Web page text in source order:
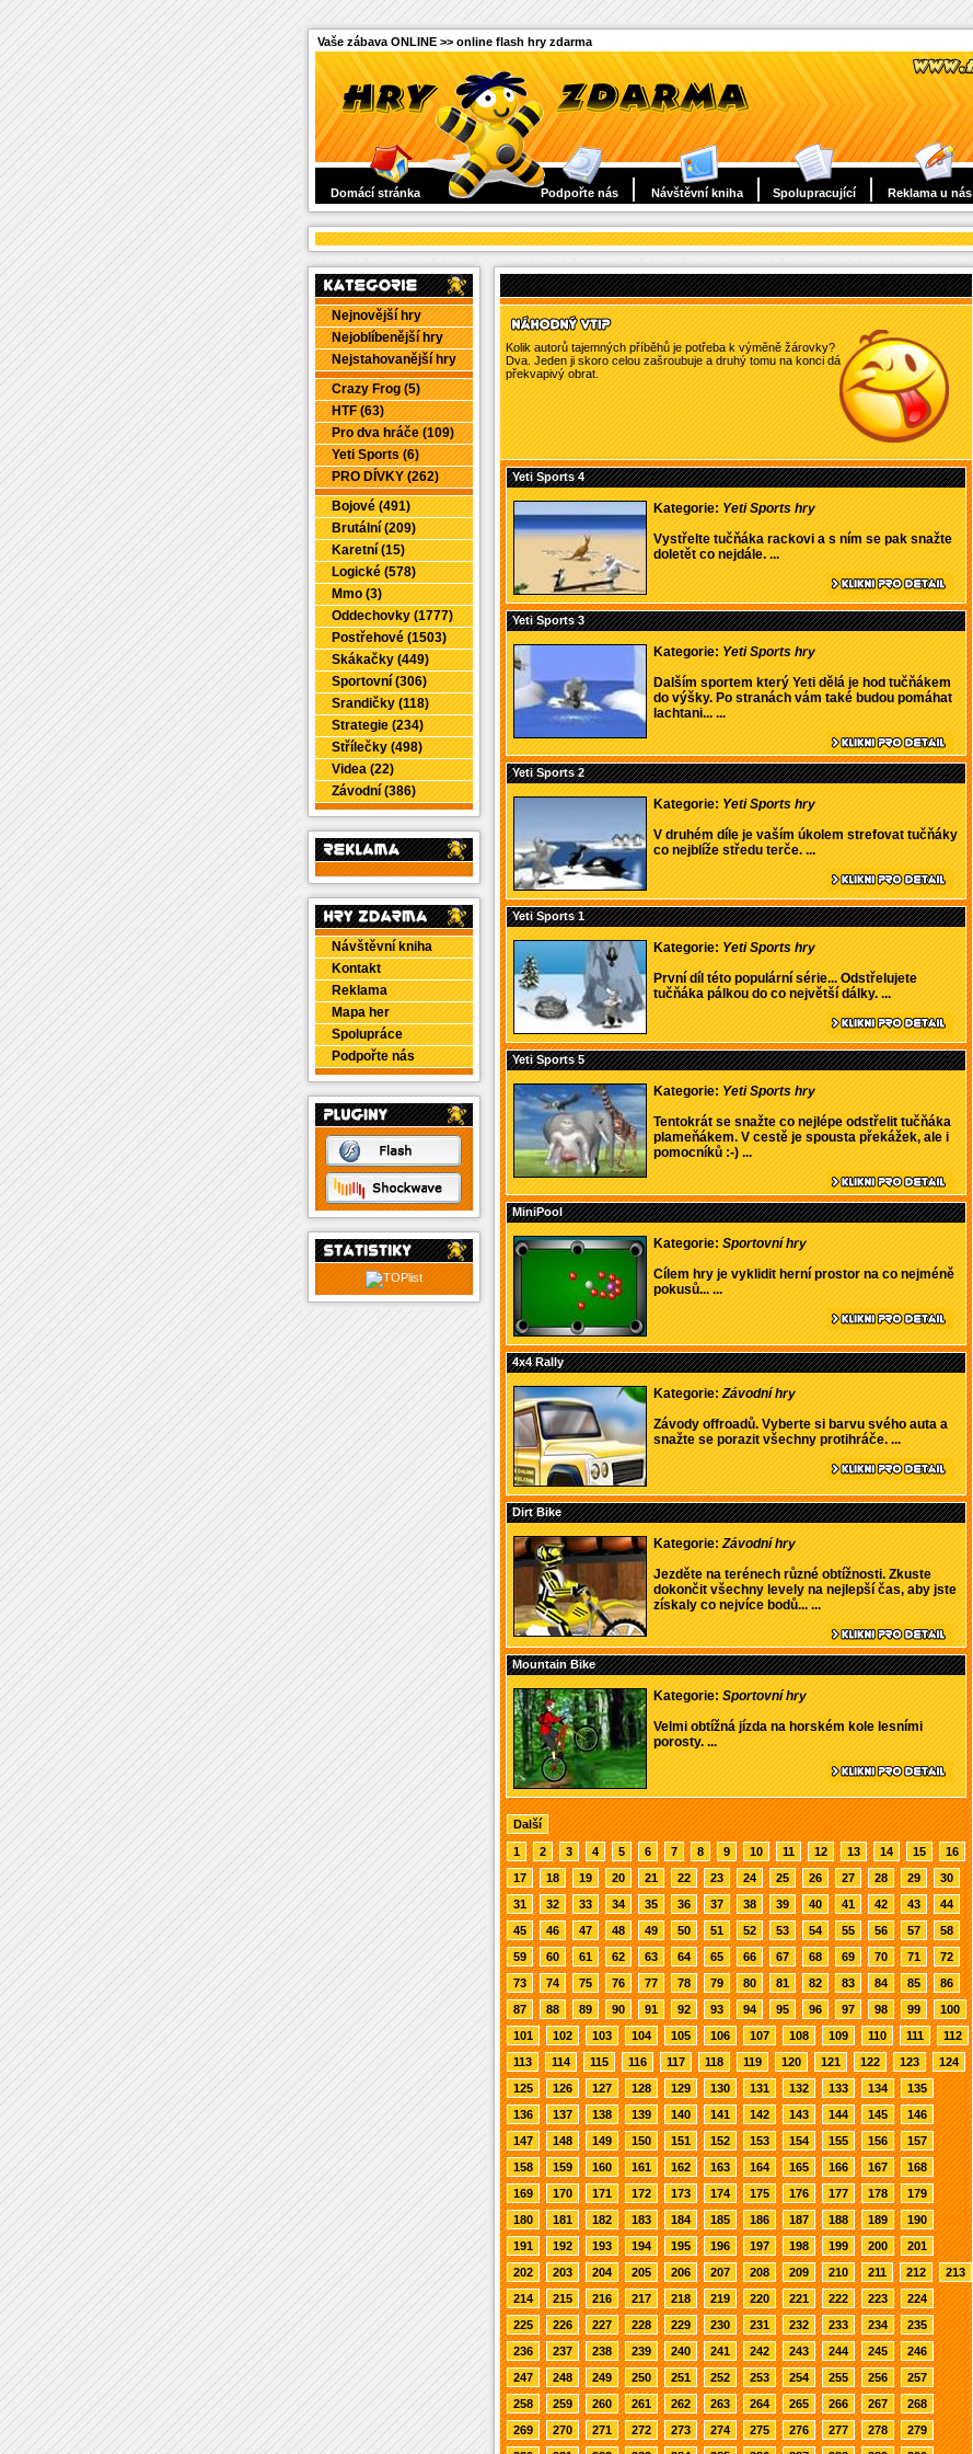
Vaše zábava ONLINE >> online flash hry zdarma
Domácí stránka Podpořte nás Návštěvní kniha Spolupracující Reklama u nás
Nejnovější hry
Nejoblíbenější hry
Nejstahovanější hry
Crazy Frog (5)
HTF (63)
Pro dva hráče (109)
Yeti Sports (6)
PRO DÍVKY (262)
Bojové (491)
Brutální (209)
Karetní (15)
Logické (578)
Mmo (3)
Oddechovky (1777)
Postřehové (1503)
Skákačky (449)
Sportovní (306)
Srandičky (118)
Strategie (234)
Střílečky (498)
Videa (22)
Závodní (386)
Návštěvní kniha
Kontakt
Reklama
Mapa her
Spolupráce
Podpořte nás
Kolik autorů tajemných příběhů je potřeba k výměně žárovky?
Dva. Jeden ji skoro celou zašroubuje a druhý tomu na konci dá
překvapivý obrat.
Yeti Sports 4
Kategorie:Yeti Sports hry
Vystřelte tučňáka rackovi a s ním se pak snažte
doletět co nejdále. ...
Yeti Sports 3
Kategorie:Yeti Sports hry
Dalším sportem který Yeti dělá je hod tučňákem
do výšky. Po stranách vám také budou pomáhat
lachtani... ...
Yeti Sports 2
Kategorie:Yeti Sports hry
V druhém díle je vaším úkolem strefovat tučňáky
co nejblíže středu terče. ...
Yeti Sports 1
Kategorie:Yeti Sports hry
První díl této populární série... Odstřelujete
tučňáka pálkou do co největší dálky. ...
Yeti Sports 5
Kategorie:Yeti Sports hry
Tentokrát se snažte co nejlépe odstřelit tučňáka
plameňákem. V cestě je spousta překážek, ale i
pomocníků :-) ...
MiniPool
Kategorie:Sportovní hry
Cílem hry je vyklidit herní prostor na co nejméně
pokusů... ...
4x4 Rally
Kategorie:Závodní hry
Závody offroadů. Vyberte si barvu svého auta a
snažte se porazit všechny protihráče. ...
Dirt Bike
Kategorie:Závodní hry
Jezděte na terénech různé obtížnosti. Zkuste
dokončit všechny levely na nejlepší čas, aby jste
získaly co nejvíce bodů... ...
Mountain Bike
Kategorie:Sportovní hry
Velmi obtížná jízda na horském kole lesními
porosty. ...
Další
1 2 3 4 5 6 7 8 9 10 11 12 13 14 15
16
17
18 19 20 21 22 23 24 25 26 27 28 29
30
31
32 33 34 35 36 37 38 39 40 41 42 43
44
45
46 47 48 49 50 51 52 53 54 55 56 57
58
59
60 61 62 63 64 65 66 67 68 69 70 71
72
73
74 75 76 77 78 79 80 81 82 83 84 85
86
87
88 89 90 91 92 93 94 95 96 97 98 99
100
101
102 103 104 105 106 107 108 109 110 111
112
113
114 115 116 117 118 119 120 121 122 123
124
125
126 127 128 129 130 131 132 133 134
135
136
137 138 139 140 141 142 143 144 145
146
147
148 149 150 151 152 153 154 155 156
157
158
159 160 161 162 163 164 165 166 167
168
169
170 171 172 173 174 175 176 177 178
179
180
181 182 183 184 185 186 187 188 189
190
191
192 193 194 195 196 197 198 199 200
201
202
203 204 205 206 207 208 209 210 211 212
213
214
215 216 217 218 219 220 221 222 223
224
225
226 227 228 229 230 231 232 233 234
235
236
237 238 239 240 241 242 243 244 245
246
247
248 249 250 251 252 253 254 255 256
257
258
259 260 261 262 263 264 265 266 267
268
269
270 271 272 273 274 275 276 277 278
279